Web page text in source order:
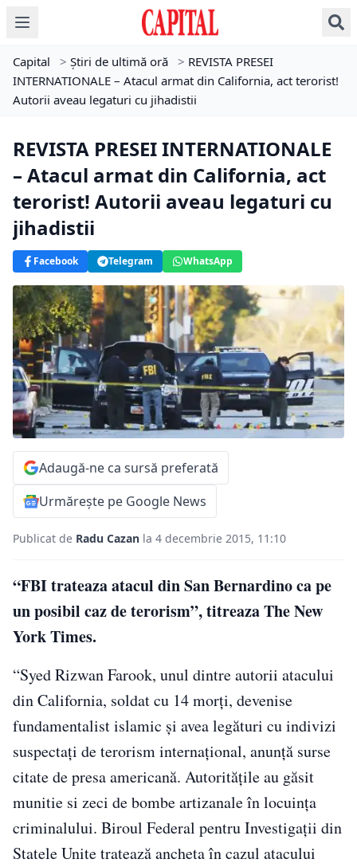
Capital > Știri de ultimă oră > REVISTA PRESEI
INTERNATIONALE – Atacul armat din California, act terorist!
Autorii aveau legaturi cu jihadistii
REVISTA PRESEI INTERNATIONALE
– Atacul armat din California, act
terorist! Autorii aveau legaturi cu
jihadistii
Facebook Telegram WhatsApp
Adaugă-ne ca sursă preferată
Urmărește pe Google News
Publicat de Radu Cazan la 4 decembrie 2015, 11:10
“FBI trateaza atacul din San Bernardino ca pe
un posibil caz de terorism”, titreaza The New
York Times.
“Syed Rizwan Farook, unul dintre autorii atacului
din California, soldat cu 14 morţi, devenise
fundamentalist islamic şi avea legături cu indivizi
suspectaţi de terorism internaţional, anunţă surse
citate de presa americană. Autorităţile au găsit
munitie si zeci de bombe artizanale în locuinţa
criminalului. Biroul Federal pentru Investigaţii din
Statele Unite tratează ancheta în cazul atacului